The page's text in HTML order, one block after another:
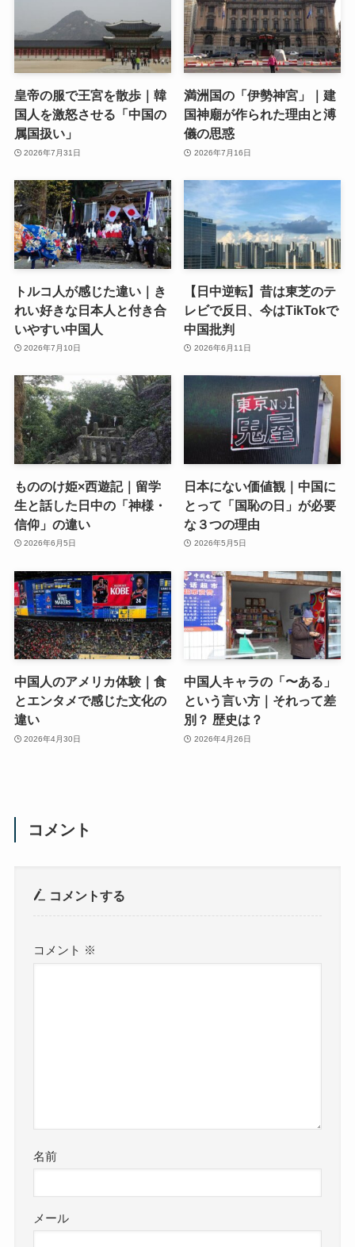
皇帝の服で王宮を散歩｜韓
国人を激怒させる「中国の
属国扱い」
2026年7月31日
満洲国の「伊勢神宮」｜建
国神廟が作られた理由と溥
儀の思惑
2026年7月16日
トルコ人が感じた違い｜き
れい好きな日本人と付き合
いやすい中国人
2026年7月10日
【日中逆転】昔は東芝のテ
レビで反日、今はTikTokで
中国批判
2026年6月11日
もののけ姫×西遊記｜留学
生と話した日中の「神様・
信仰」の違い
2026年6月5日
日本にない価値観｜中国に
とって「国恥の日」が必要
な３つの理由
2026年5月5日
中国人のアメリカ体験｜食
とエンタメで感じた文化の
違い
2026年4月30日
中国人キャラの「〜ある」
という言い方｜それって差
別？ 歴史は？
2026年4月26日
コメント
コメントする
コメント ※
名前
メール